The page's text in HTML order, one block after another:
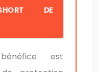
DE
est